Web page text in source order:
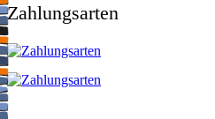
Zahlungsarten